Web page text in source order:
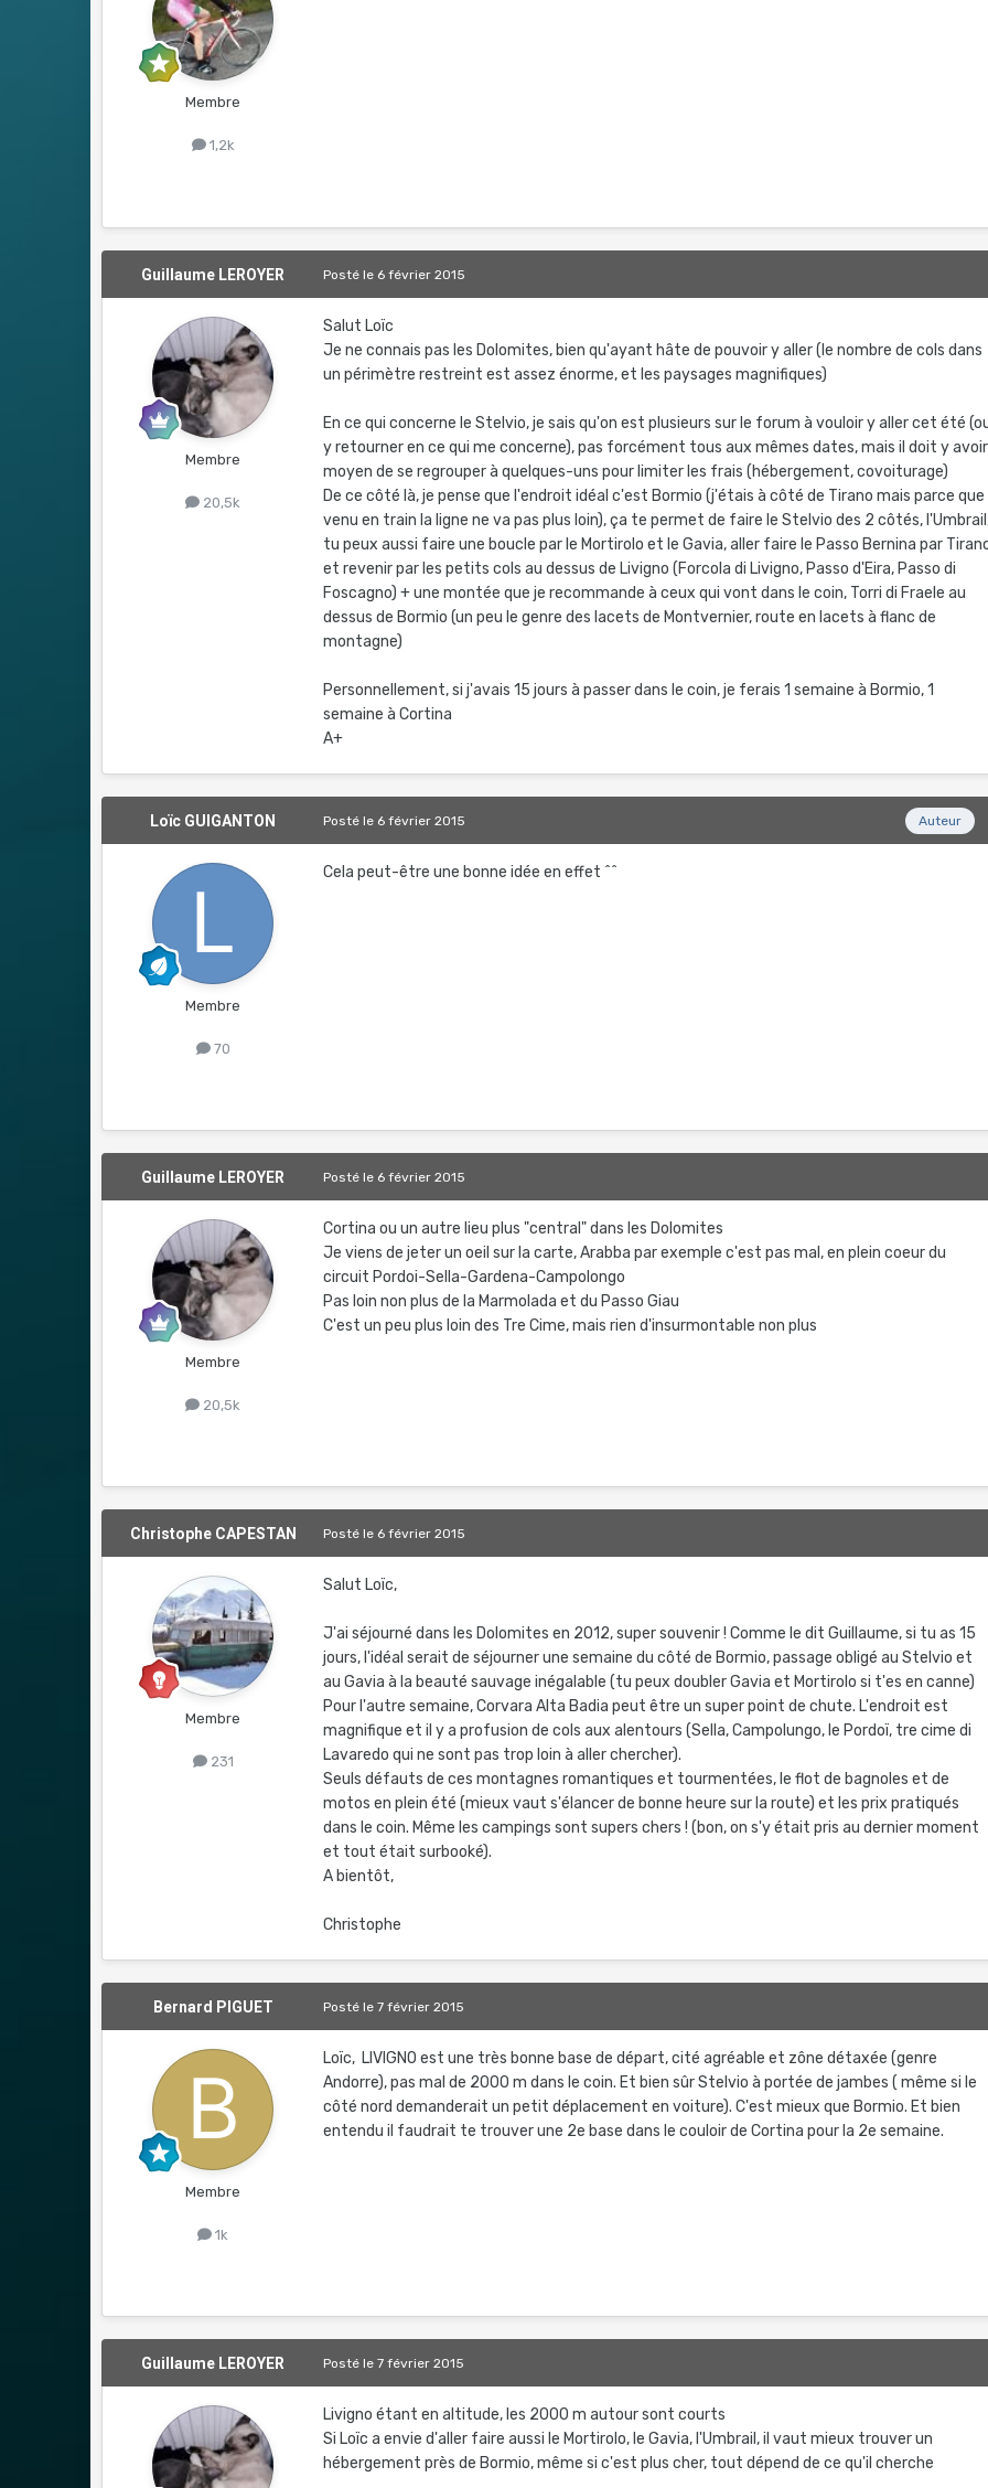
Membre
1,2k
Guillaume LEROYER
Membre
20,5k
Postéle 6 février 2015
Salut Loïc
Je ne connais pas les Dolomites, bien qu'ayant hâte de pouvoir y aller (le nombre de cols dans
un périmètre restreint est assez énorme, et les paysages magnifiques)
En ce qui concerne le Stelvio, je sais qu'on est plusieurs sur le forum à vouloir y aller cet été
y retourner en ce qui me concerne), pas forcément tous aux mêmes dates, mais il doit y avoir
moyen de se regrouper à quelques-uns pour limiter les frais (hébergement, covoiturage)
De ce côté là, je pense que l'endroit idéal c'est Bormio (j'étais à côté de Tirano mais parce que
venu en train la ligne ne va pas plus loin), ça te permet de faire le Stelvio des 2 côtés,
tu peux aussi faire une boucle par le Mortirolo et le Gavia, aller faire le Passo Bernina par
et revenir par les petits cols au dessus de Livigno (Forcola di Livigno, Passo d'Eira, Passo di
Foscagno) + une montée que je recommande à ceux qui vont dans le coin, Torri di Fraele au
dessus de Bormio (un peu le genre des lacets de Montvernier, route en lacets à flanc de
montagne)
Personnellement, si j'avais 15 jours à passer dans le coin, je ferais 1 semaine à Bormio, 1
semaine à Cortina
A+
Loïc GUIGANTON
Membre
70
Auteur
Postéle 6 février 2015
Cela peut-être une bonne idée en effet ^^
Guillaume LEROYER
Membre
20,5k
Postéle 6 février 2015
Cortina ou un autre lieu plus "central" dans les Dolomites
Je viens de jeter un oeil sur la carte, Arabba par exemple c'est pas mal, en plein coeur du
circuit Pordoi-Sella-Gardena-Campolongo
Pas loin non plus de la Marmolada et du Passo Giau
C'est un peu plus loin des Tre Cime, mais rien d'insurmontable non plus
Christophe CAPESTAN
Membre
231
Postéle 6 février 2015
Salut Loïc,
J'ai séjourné dans les Dolomites en 2012, super souvenir ! Comme le dit Guillaume, si tu as 15
jours, l'idéal serait de séjourner une semaine du côté de Bormio, passage obligé au Stelvio et
au Gavia à la beauté sauvage inégalable (tu peux doubler Gavia et Mortirolo si t'es en canne)
Pour l'autre semaine, Corvara Alta Badia peut être un super point de chute. L'endroit est
magnifique et il y a profusion de cols aux alentours (Sella, Campolungo, le Pordoï, tre cime di
Lavaredo qui ne sont pas trop loin à aller chercher).
Seuls défauts de ces montagnes romantiques et tourmentées, le flot de bagnoles et de
motos en plein été (mieux vaut s'élancer de bonne heure sur la route) et les prix pratiqués
dans le coin. Même les campings sont supers chers ! (bon, on s'y était pris au dernier moment
et tout était surbooké).
A bientôt,
Christophe
Bernard PIGUET
Membre
1k
Postéle 7 février 2015
Loïc, LIVIGNO est une très bonne base de départ, cité agréable et zône détaxée (genre
Andorre), pas mal de 2000 m dans le coin. Et bien sûr Stelvio à portée de jambes ( même si le
côté nord demanderait un petit déplacement en voiture). C'est mieux que Bormio. Et bien
entendu il faudrait te trouver une 2e base dans le couloir de Cortina pour la 2e semaine.
Guillaume LEROYER Postéle 7 février 2015
Livigno étant en altitude, les 2000 m autour sont courts
Si Loïc a envie d'aller faire aussi le Mortirolo, le Gavia, l'Umbrail, il vaut mieux trouver un
hébergement près de Bormio, même si c'est plus cher, tout dépend de ce qu'il cherche